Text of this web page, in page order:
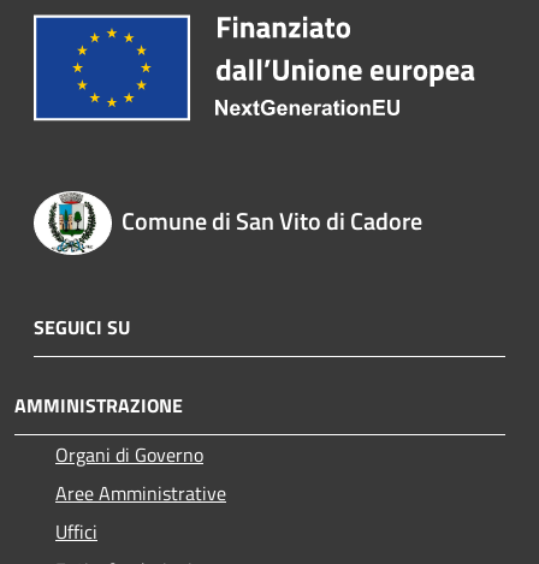
Comune di San Vito di Cadore
SEGUICI SU
AMMINISTRAZIONE
Organi di Governo
Aree Amministrative
Uffici